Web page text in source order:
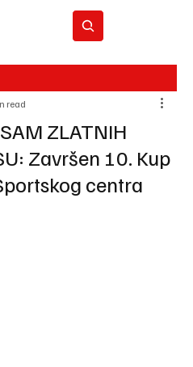
REC
ZLATNIH
Završen 10. Kup
centra
read